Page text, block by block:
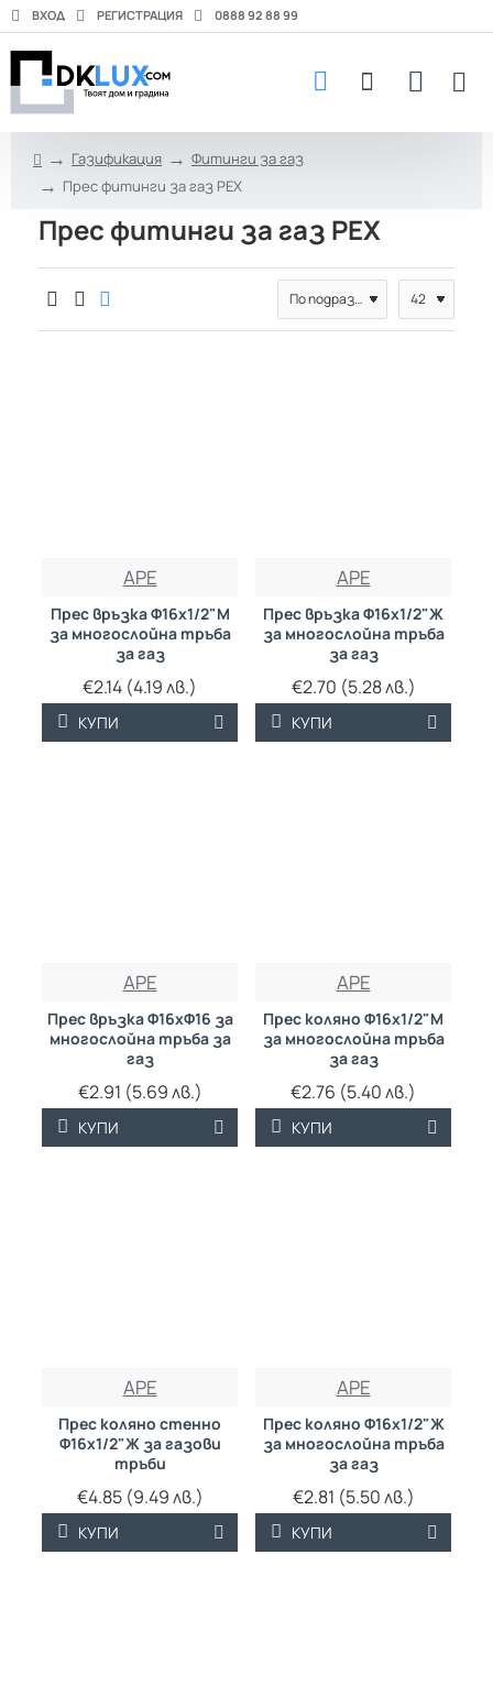
ВХОД РЕГИСТРАЦИЯ 0888 92 88 99
m
e
Газификация
Фитинги за газ
Прес фитинги за газ PEX
Прес фитинги за газ PEX
APE
Прес връзка Ф16х1/2"М
за многослойна тръба
за газ
€2.14 (4.19 лв.)
КУПИ
APE
Прес връзка Ф16х1/2"Ж
за многослойна тръба
за газ
€2.70 (5.28 лв.)
КУПИ
APE
Прес връзка Ф16хФ16 за
многослойна тръба за
газ
€2.91 (5.69 лв.)
КУПИ
APE
Прес коляно Ф16х1/2"М
за многослойна тръба
за газ
€2.76 (5.40 лв.)
КУПИ
APE
Прес коляно стенно
Ф16х1/2"Ж за газови
тръби
€4.85 (9.49 лв.)
КУПИ
APE
Прес коляно Ф16х1/2"Ж
за многослойна тръба
за газ
€2.81 (5.50 лв.)
КУПИ